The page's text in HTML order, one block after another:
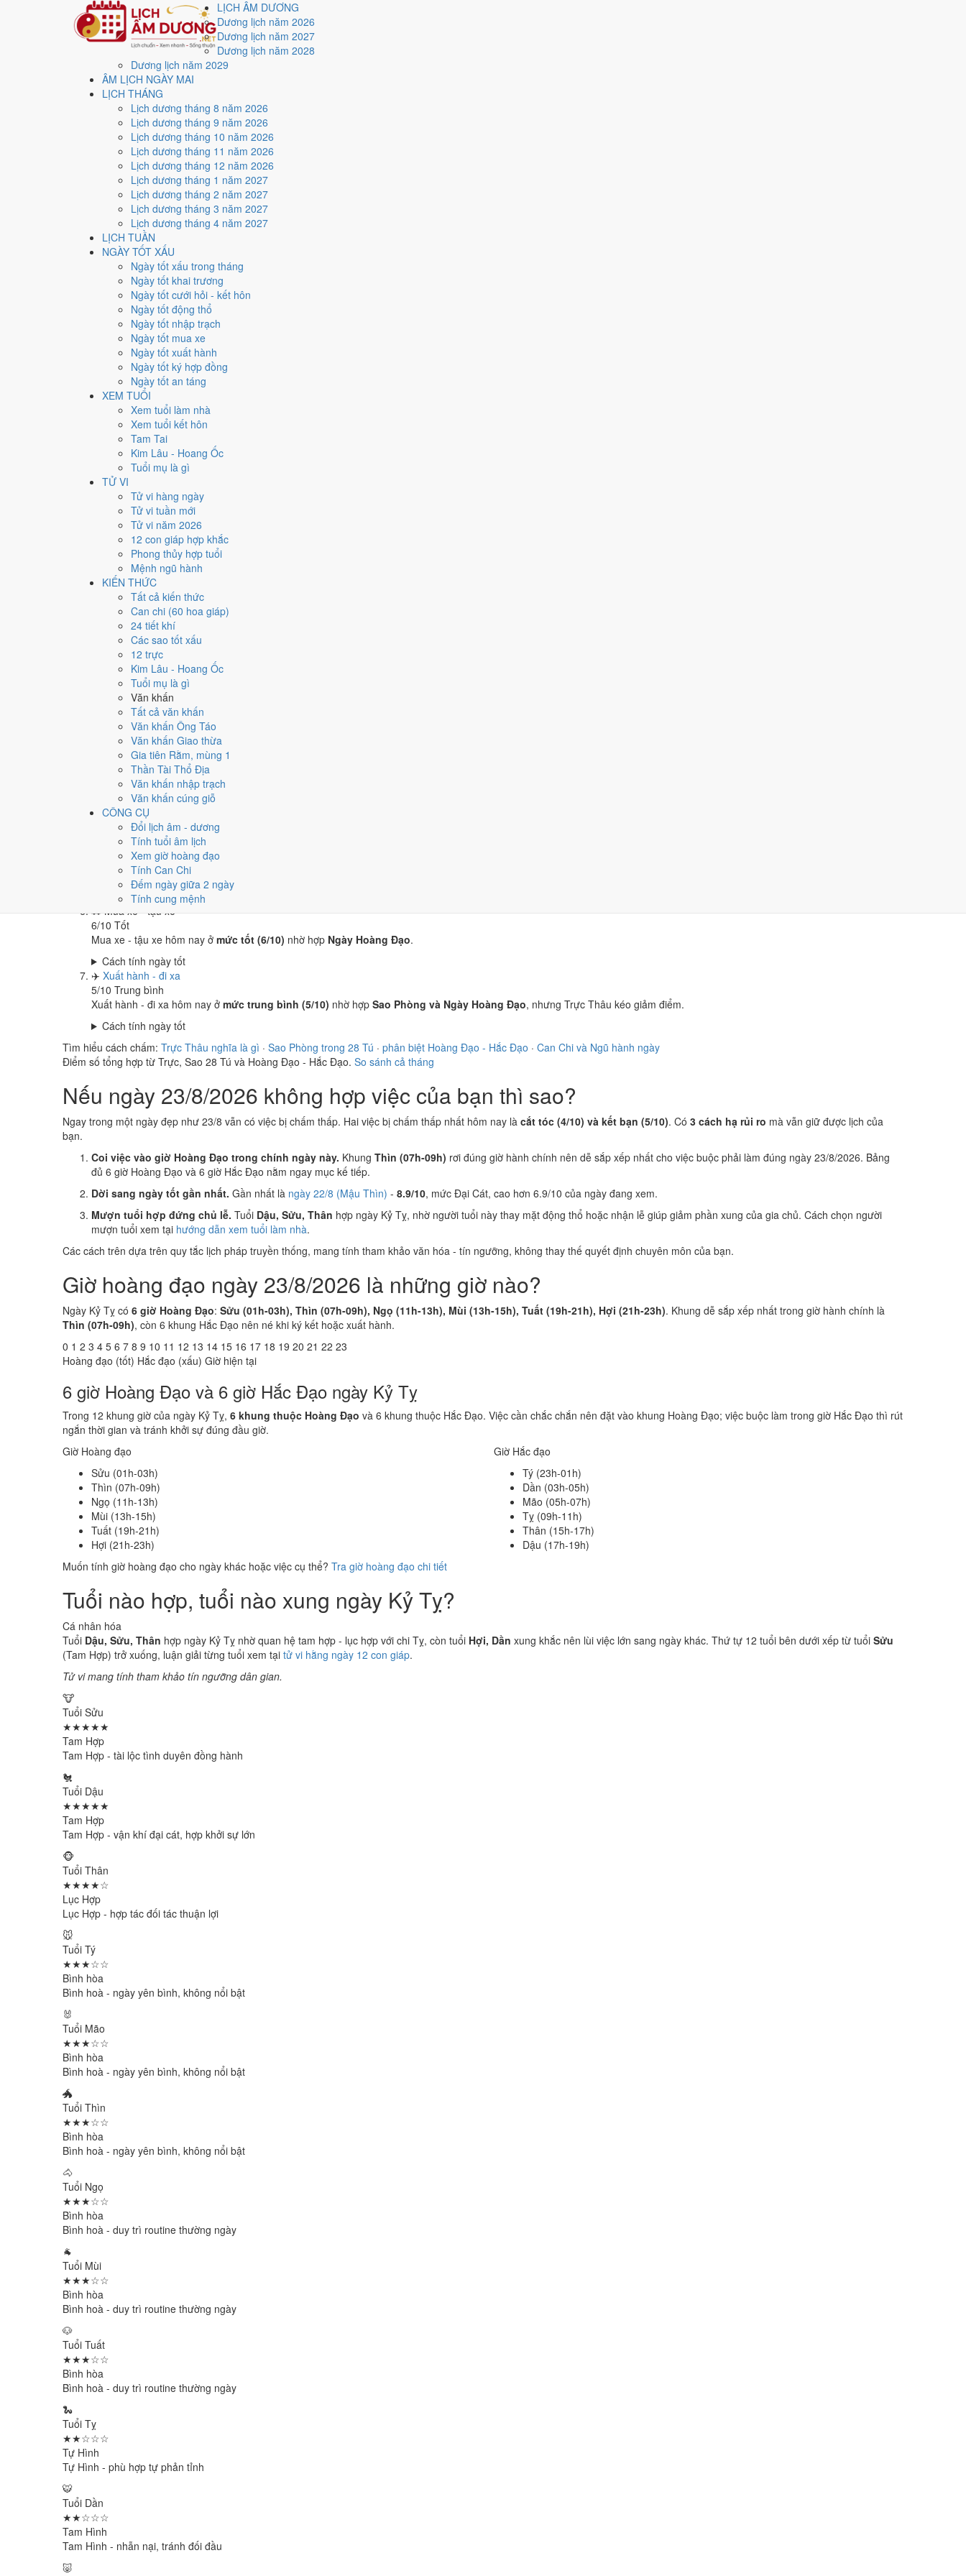
LỊCH ÂM DƯƠNG
Dương lịch năm 2026
Dương lịch năm 2027
Dương lịch năm 2028
Dương lịch năm 2029
ÂM LỊCH NGÀY MAI
LỊCH THÁNG
Lịch dương tháng 8 năm 2026
Lịch dương tháng 9 năm 2026
Lịch dương tháng 10 năm 2026
Lịch dương tháng 11 năm 2026
Lịch dương tháng 12 năm 2026
Lịch dương tháng 1 năm 2027
Lịch dương tháng 2 năm 2027
Lịch dương tháng 3 năm 2027
Lịch dương tháng 4 năm 2027
LỊCH TUẦN
NGÀY TỐT XẤU
Ngày tốt xấu trong tháng
Ngày tốt khai trương
Ngày tốt cưới hỏi - kết hôn
Ngày tốt động thổ
Ngày tốt nhập trạch
Ngày tốt mua xe
Ngày tốt xuất hành
Ngày tốt ký hợp đồng
Ngày tốt an táng
XEM TUỔI
Xem tuổi làm nhà
Xem tuổi kết hôn
Tam Tai
Kim Lâu - Hoang Ốc
Tuổi mụ là gì
TỬ VI
Tử vi hàng ngày
Tử vi tuần mới
Tử vi năm 2026
12 con giáp hợp khắc
Phong thủy hợp tuổi
Mệnh ngũ hành
KIẾN THỨC
Tất cả kiến thức
Can chi (60 hoa giáp)
24 tiết khí
Các sao tốt xấu
12 trực
Kim Lâu - Hoang Ốc
Tuổi mụ là gì
Văn khấn
Tất cả văn khấn
Văn khấn Ông Táo
Văn khấn Giao thừa
Gia tiên Rằm, mùng 1
Thần Tài Thổ Địa
Văn khấn nhập trạch
Văn khấn cúng giỗ
CÔNG CỤ
Đổi lịch âm - dương
Tính tuổi âm lịch
Xem giờ hoàng đạo
Tính Can Chi
Đếm ngày giữa 2 ngày
Tính cung mệnh
Trang chủ
Lịch năm 2026
Tháng 8/2026
Ngày 23/8/2026 (Kỷ Tỵ)
Xem ngày23/8/2026
Ngày 23/8/2026 dương lịch (Chủ Nhật) là ngày 11/7/2026 âm lịch
6.9/10cho các việc quan trọng. Giờ Hoàng Đạo trong ngày:
Ngày Dương
Ngày Âm
Tháng 8 năm 2026
Tháng 7 âm năm 2026
Bính Thân
Ngày Kỷ Tỵ có TrựcThâu(ngày thu hoạch, tích trữ) và gặp Sao
Dậu, Sửu, Thânhợp ngày; tuổi
Ngày 23/8/2026 tốt hay xấu cho việc gì?
Ngày 23/8/2026 đạt6.9/10 trung bình cho 7 việc chính: cao nhất là
Bảo Quang (Thiên Đức) hoàng đạo nên điểm từng việc chênh nhau như bảng dưới.
💍
Cưới hỏi - đính hôn
Rất tốt
Cưới hỏi - đính hôn hôm nay ở
Cách tính ngày tốt
Khai trương - mở cửa hàng
Tốt
Khai trương - mở cửa hàng hôm nay ở
Cách tính ngày tốt
Ký hợp đồng - giao ước
Rất tốt
Ký hợp đồng - giao ước hôm nay ở
Cách tính ngày tốt
Động thổ - khởi công
Tốt
Động thổ - khởi công hôm nay ở
Cách tính ngày tốt
Nhập trạch - vào nhà mới
Rất tốt
Nhập trạch - vào nhà mới hôm nay ở
Cách tính ngày tốt
🚗Mua xe - tậu xe
6/10 Tốt
Mua xe - tậu xe hôm nay ở mức tốt (6/10) nhờ hợp Ngày Hoàng Đạo.
Cách tính ngày tốt
✈️ Xuất hành - đi xa
5/10 Trung bình
Xuất hành - đi xa hôm nay ở mức trung bình (5/10) nhờ hợp Sao Phòng và Ngày Hoàng Đạo, nhưng Trực Thâu kéo giảm điểm.
Cách tính ngày tốt
Tìm hiểu cách chấm: Trực Thâu nghĩa là gì · Sao Phòng trong 28 Tú · phân biệt Hoàng Đạo - Hắc Đạo · Can Chi và Ngũ hành ngày
Điểm số tổng hợp từ Trực, Sao 28 Tú và Hoàng Đạo - Hắc Đạo. So sánh cả tháng
Nếu ngày 23/8/2026 không hợp việc của bạn thì sao?
Ngay trong một ngày đẹp như 23/8 vẫn có việc bị chấm thấp. Hai việc bị chấm thấp nhất hôm nay là cắt tóc (4/10) và kết bạn (5/10). Có 3 cách hạ rủi ro mà vẫn giữ được lịch của
bạn.
Coi việc vào giờ Hoàng Đạo trong chính ngày này. Khung Thìn (07h-09h) rơi đúng giờ hành chính nên dễ sắp xếp nhất cho việc buộc phải làm đúng ngày 23/8/2026. Bảng
đủ 6 giờ Hoàng Đạo và 6 giờ Hắc Đạo nằm ngay mục kế tiếp.
Dời sang ngày tốt gần nhất. Gần nhất là ngày 22/8 (Mậu Thìn) - 8.9/10, mức Đại Cát, cao hơn 6.9/10 của ngày đang xem.
Mượn tuổi hợp đứng chủ lễ. Tuổi Dậu, Sửu, Thân hợp ngày Kỷ Tỵ, nhờ người tuổi này thay mặt động thổ hoặc nhận lễ giúp giảm phần xung của gia chủ. Cách chọn người
mượn tuổi xem tại hướng dẫn xem tuổi làm nhà.
Các cách trên dựa trên quy tắc lịch pháp truyền thống, mang tính tham khảo văn hóa - tín ngưỡng, không thay thế quyết định chuyên môn của bạn.
Giờ hoàng đạo ngày 23/8/2026 là những giờ nào?
Ngày Kỷ Tỵ có 6 giờ Hoàng Đạo: Sửu (01h-03h), Thìn (07h-09h), Ngọ (11h-13h), Mùi (13h-15h), Tuất (19h-21h), Hợi (21h-23h). Khung dễ sắp xếp nhất trong giờ hành chính là
Thìn (07h-09h), còn 6 khung Hắc Đạo nên né khi ký kết hoặc xuất hành.
0 1 2 3 4 5 6 7 8 9 10 11 12 13 14 15 16 17 18 19 20 21 22 23
Hoàng đạo (tốt) Hắc đạo (xấu) Giờ hiện tại
6 giờ Hoàng Đạo và 6 giờ Hắc Đạo ngày Kỷ Tỵ
Trong 12 khung giờ của ngày Kỷ Tỵ, 6 khung thuộc Hoàng Đạo và 6 khung thuộc Hắc Đạo. Việc cần chắc chắn nên đặt vào khung Hoàng Đạo; việc buộc làm trong giờ Hắc Đạo thì rút
ngắn thời gian và tránh khởi sự đúng đầu giờ.
Giờ Hoàng đạo
Sửu (01h-03h)
Thìn (07h-09h)
Ngọ (11h-13h)
Mùi (13h-15h)
Tuất (19h-21h)
Hợi (21h-23h)
Giờ Hắc đạo
Tý (23h-01h)
Dần (03h-05h)
Mão (05h-07h)
Tỵ (09h-11h)
Thân (15h-17h)
Dậu (17h-19h)
Muốn tính giờ hoàng đạo cho ngày khác hoặc việc cụ thể? Tra giờ hoàng đạo chi tiết
Tuổi nào hợp, tuổi nào xung ngày Kỷ Tỵ?
Cá nhân hóa
Tuổi Dậu, Sửu, Thân hợp ngày Kỷ Tỵ nhờ quan hệ tam hợp - lục hợp với chi Tỵ, còn tuổi Hợi, Dần xung khắc nên lùi việc lớn sang ngày khác. Thứ tự 12 tuổi bên dưới xếp từ tuổi Sửu
(Tam Hợp) trở xuống, luận giải từng tuổi xem tại tử vi hằng ngày 12 con giáp.
Tử vi mang tính tham khảo tín ngưỡng dân gian.
🐮
Tuổi Sửu
★★★★★
Tam Hợp
Tam Hợp - tài lộc tình duyên đồng hành
🐔
Tuổi Dậu
★★★★★
Tam Hợp
Tam Hợp - vận khí đại cát, hợp khởi sự lớn
🐵
Tuổi Thân
★★★★☆
Lục Hợp
Lục Hợp - hợp tác đối tác thuận lợi
🐭
Tuổi Tý
★★★☆☆
Bình hòa
Bình hoà - ngày yên bình, không nổi bật
🐰
Tuổi Mão
★★★☆☆
Bình hòa
Bình hoà - ngày yên bình, không nổi bật
🐲
Tuổi Thìn
★★★☆☆
Bình hòa
Bình hoà - ngày yên bình, không nổi bật
🐴
Tuổi Ngọ
★★★☆☆
Bình hòa
Bình hoà - duy trì routine thường ngày
🐐
Tuổi Mùi
★★★☆☆
Bình hòa
Bình hoà - duy trì routine thường ngày
🐶
Tuổi Tuất
★★★☆☆
Bình hòa
Bình hoà - duy trì routine thường ngày
🐍
Tuổi Tỵ
★★☆☆☆
Tự Hình
Tự Hình - phù hợp tự phản tỉnh
🐯
Tuổi Dần
★★☆☆☆
Tam Hình
Tam Hình - nhẫn nại, tránh đối đầu
🐷